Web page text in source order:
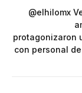
@elhilomx
protagonizaron
con personal